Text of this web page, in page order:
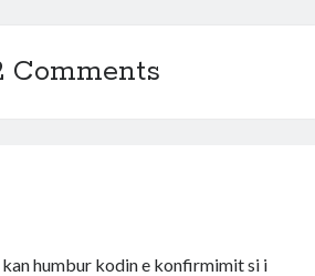
Comments
humbur kodin e konfirmimit si i